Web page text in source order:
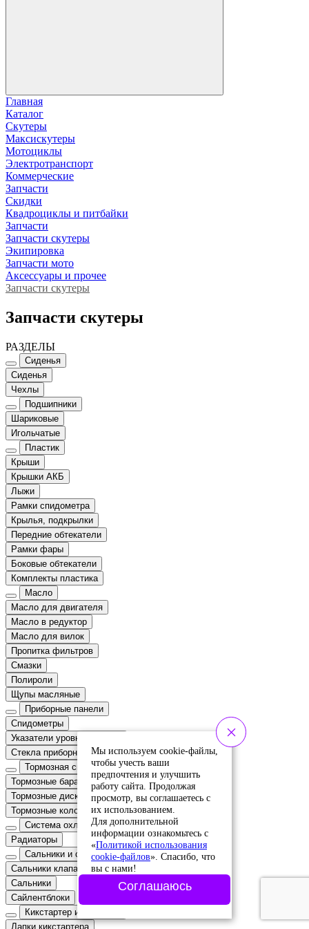
Главная
Каталог
Скутеры
Максискутеры
Мотоциклы
Электротранспорт
Коммерческие
Запчасти
Скидки
Квадроциклы и питбайки
Запчасти
Запчасти скутеры
Экипировка
Запчасти мото
Аксессуары и прочее
Запчасти скутеры
Запчасти скутеры
РАЗДЕЛЫ
Сиденья
Сиденья
Чехлы
Подшипники
Шариковые
Игольчатые
Пластик
Крыши
Крышки АКБ
Лыжи
Рамки спидометра
Крылья, подкрылки
Передние обтекатели
Рамки фары
Боковые обтекатели
Комплекты пластика
Масло
Масло для двигателя
Масло в редуктор
Масло для вилок
Пропитка фильтров
Смазки
Полироли
Щупы масляные
Приборные панели
Спидометры
Указатели уровня топлива
Стекла приборных панелей
Тормозная система
Тормозные барабаны
Тормозные диски
Тормозные колодки
Система охлаждения
Радиаторы
Сальники и сайлентблоки
Сальники клапанов
Сальники
Сайлентблоки
Кикстартер и стартеры
Лапки кикстартера
Мы используем cookie-файлы,
чтобы учесть ваши
предпочтения и улучшить
работу сайта. Продолжая
просмотр, вы соглашаетесь с
их использованием.
Для дополнительной
информации ознакомьтесь с
«Политикой использования
cookie-файлов». Спасибо, что
вы с нами!
Соглашаюсь